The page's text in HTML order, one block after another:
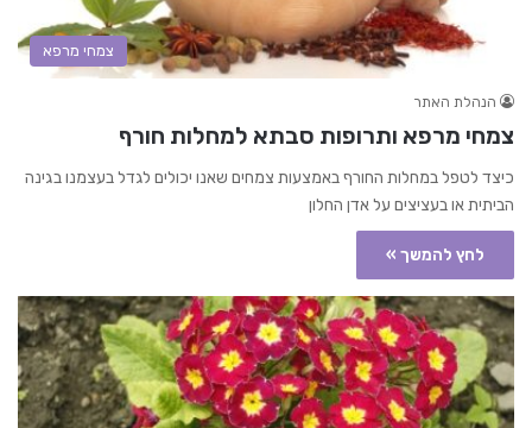
צמחי מרפא
הנהלת האתר
צמחי מרפא ותרופות סבתא למחלות חורף
כיצד לטפל במחלות החורף באמצעות צמחים שאנו יכולים לגדל בעצמנו בגינה
הביתית או בעציצים על אדן החלון
לחץ להמשך »